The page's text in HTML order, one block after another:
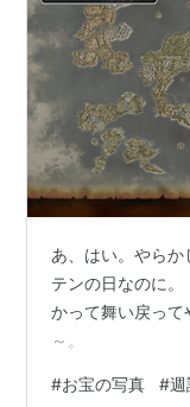
あ、はい。やらか
テンの日なのに
かって舞い戻っ
～。
#お宝の写真 #週